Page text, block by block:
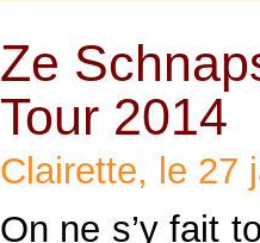
Ze
Tour 2014
Clairette, le 27
On ne s’y fait